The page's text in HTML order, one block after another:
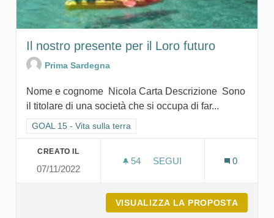
Il nostro presente per il Loro futuro
Prima Sardegna
Nome e cognome Nicola Carta Descrizione Sono
il titolare di una società che si occupa di far...
Filtra i risultati per categoria: GOAL 15 - Vita sulla terra
GOAL 15 - Vita sulla terra
CREATO IL
07/11/2022
54 54 SOSTENITORI
SEGUI
0
VISUALIZZA LA PROPOSTA